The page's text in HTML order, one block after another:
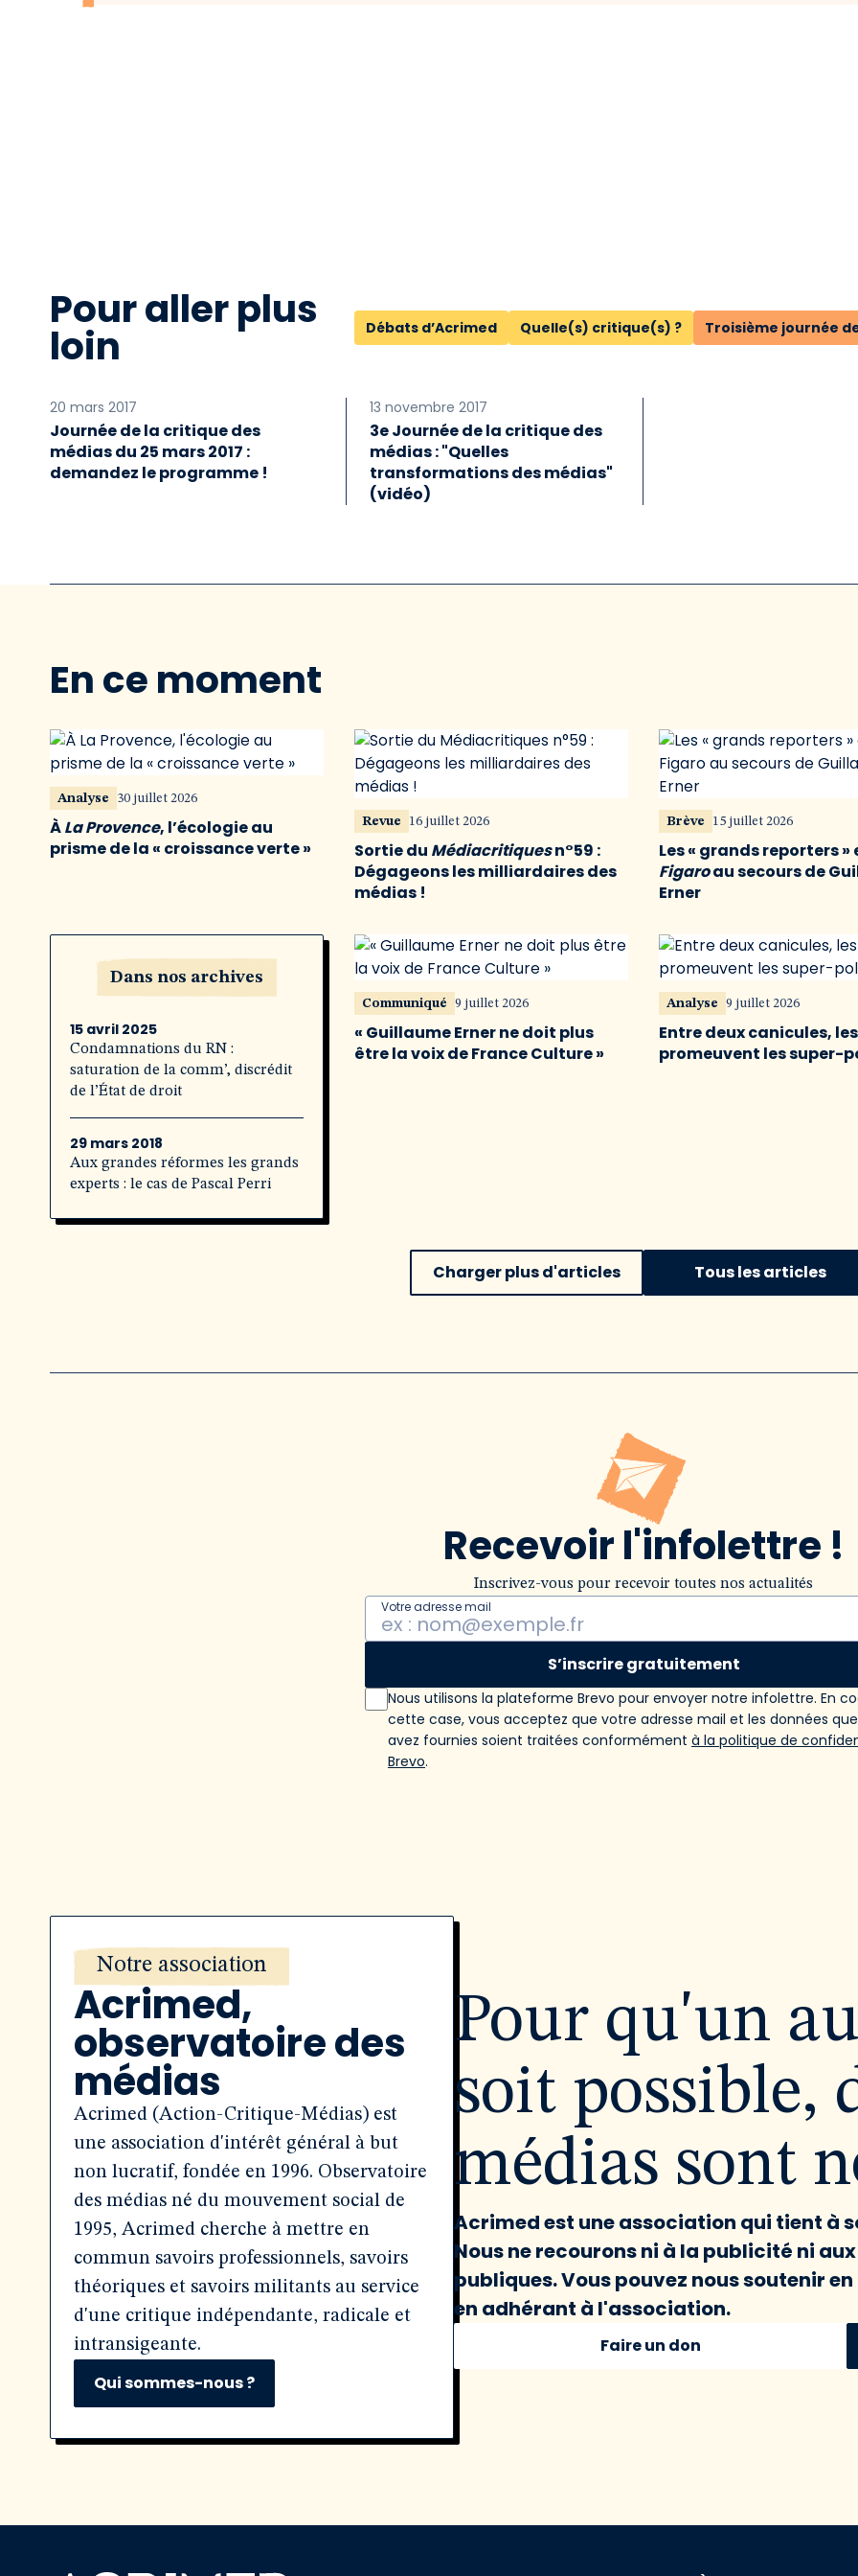
Pour aller plus
loin Débats d’Acrimed Quelle(s) critique(s) ? Troisième journée
20 mars 2017
Journée de la critique des
médias du 25 mars 2017 :
demandez le programme !
13 novembre 2017
3e Journée de la critique des
médias : "Quelles
transformations des médias"
(vidéo)
En ce moment
Analyse 30 juillet 2026
ÀLa Provence, l’écologie au
prisme de la « croissance verte »
Revue 16 juillet 2026
Sortie du Médiacritiquesn°59 :
Dégageons les milliardaires des
médias !
Brève 15 juillet 2026
Les « grands reporters »
Figaroau secours de
Erner
Dans nos archives
15 avril 2025
Condamnations du RN :
saturation de la comm’, discrédit
de l’État de droit
29 mars 2018
Aux grandes réformes les grands
experts : le cas de Pascal Perri
Communiqué 9 juillet 2026
« Guillaume Erner ne doit plus
être la voix de France Culture »
Analyse 9 juillet 2026
Entre deux canicules,
promeuvent les super-
Charger plus d'articles Tous les articles
Recevoir l'infolettre !
Inscrivez-vous pour recevoir toutes nos actualités
Votre adresse mail
S’inscrire gratuitement
Nous utilisons la plateforme Brevo pour envoyer notre infolettre. En
cette case, vous acceptez que votre adresse mail et les données
avez fournies soient traitées conformément à la politique de
Brevo.
Notre association
Acrimed,
observatoire des
médias
Acrimed (Action-Critique-Médias) est
une association d'intérêt général à but
non lucratif, fondée en 1996. Observatoire
des médias né du mouvement social de
1995, Acrimed cherche à mettre en
commun savoirs professionnels, savoirs
théoriques et savoirs militants au service
d'une critique indépendante, radicale et
intransigeante.
Qui sommes-nous ?
Pour qu'un
soit possible,
médias sont
Acrimed est une association qui tient à
Nous ne recourons ni à la publicité ni
publiques. Vous pouvez nous soutenir
en adhérant à l'association.
Faire un don